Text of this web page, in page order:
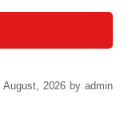
August, 2026 by admin